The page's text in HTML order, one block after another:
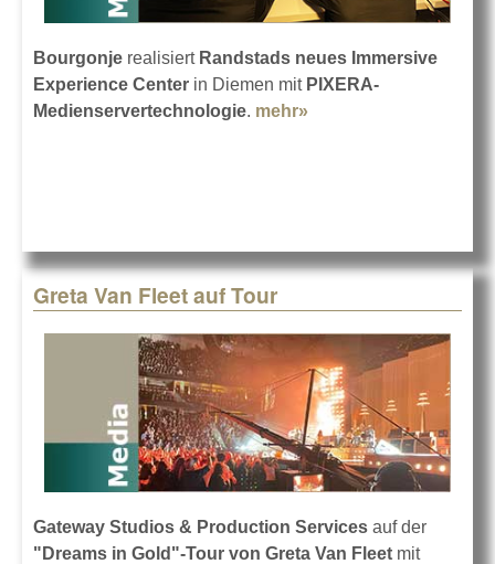
Bourgonje realisiert Randstads neues Immersive
Experience Center in Diemen mit PIXERA-
Medienservertechnologie. mehr»
Greta Van Fleet auf Tour
Gateway Studios & Production Services auf der
"Dreams in Gold"-Tour von Greta Van Fleet mit